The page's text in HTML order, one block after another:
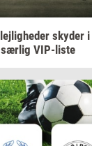
lej­lig­he­der sky­der i
sær­lig VIP-​liste